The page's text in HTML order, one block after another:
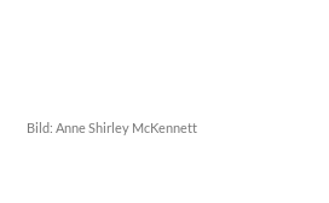
Bild: Anne Shirley McKennett